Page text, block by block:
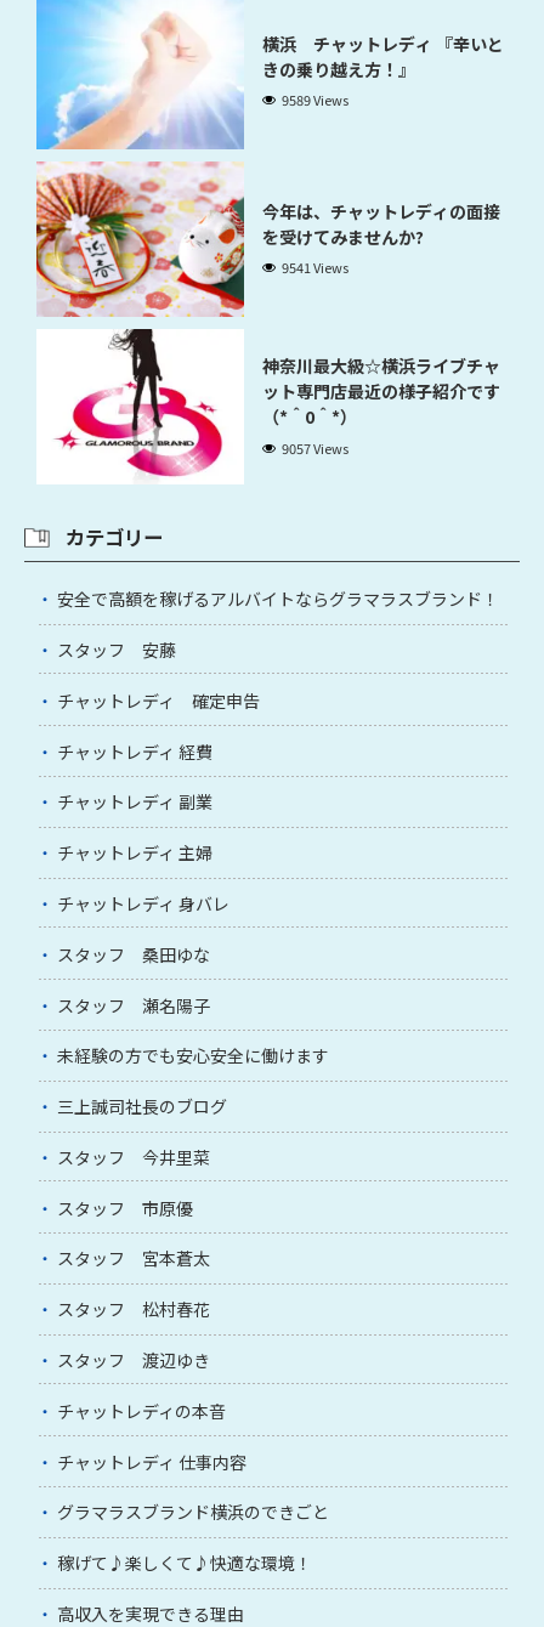
横浜 チャットレディ 『辛いと
きの乗り越え方！』
9589 Views
今年は、チャットレディの面接
を受けてみませんか?
9541 Views
神奈川最大級☆横浜ライブチャ
ット専門店最近の様子紹介です
（*＾0＾*）
9057 Views
カテゴリー
安全で高額を稼げるアルバイトならグラマラスブランド！
スタッフ 安藤
チャットレディ 確定申告
チャットレディ 経費
チャットレディ 副業
チャットレディ 主婦
チャットレディ 身バレ
スタッフ 桑田ゆな
スタッフ 瀬名陽子
未経験の方でも安心安全に働けます
三上誠司社長のブログ
スタッフ 今井里菜
スタッフ 市原優
スタッフ 宮本蒼太
スタッフ 松村春花
スタッフ 渡辺ゆき
チャットレディの本音
チャットレディ 仕事内容
グラマラスブランド横浜のできごと
稼げて♪楽しくて♪快適な環境！
高収入を実現できる理由